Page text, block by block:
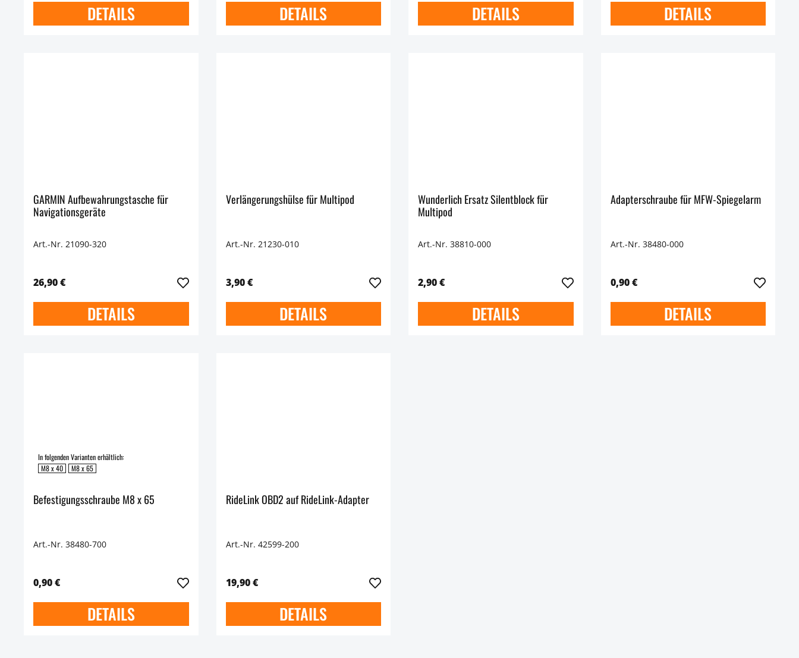
DETAILS DETAILS DETAILS DETAILS
GARMIN Aufbewahrungstasche für
Navigationsgeräte
Art.-Nr. 21090-320
26,90 €
DETAILS
Verlängerungshülse für Multipod
Art.-Nr. 21230-010
3,90 €
DETAILS
Wunderlich Ersatz Silentblock für
Multipod
Art.-Nr. 38810-000
2,90 €
DETAILS
Adapterschraube für MFW-Spiegelarm
Art.-Nr. 38480-000
0,90 €
DETAILS
In folgenden Varianten erhältlich:
M8 x 40
M8 x 65
Befestigungsschraube M8 x 65
Art.-Nr. 38480-700
0,90 €
DETAILS
RideLink OBD2 auf RideLink-Adapter
Art.-Nr. 42599-200
19,90 €
DETAILS